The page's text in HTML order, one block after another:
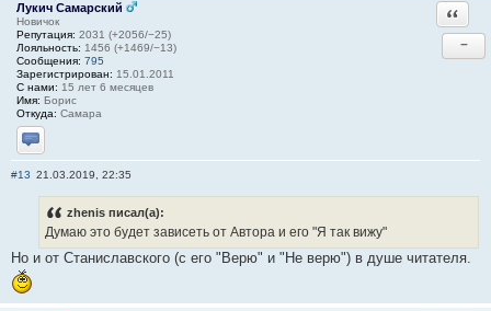
Лукич Самарский
Новичок
Репутация: 2031 (+2056/−25)
Лояльность: 1456 (+1469/−13)
Сообщения: 795
Зарегистрирован: 15.01.2011
С нами: 15 лет 6 месяцев
Имя: Борис
Откуда: Самара
Отправить личное сообщение
−
#13 21.03.2019, 22:35
zhenis писал(а):
Думаю это будет зависеть от Автора и его "Я так вижу"
Но и от Станиславского (с его "Верю" и "Не верю") в душе читателя.